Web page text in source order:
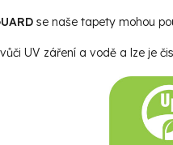
se naše tapety mohou
UV záření a vodě a lze je